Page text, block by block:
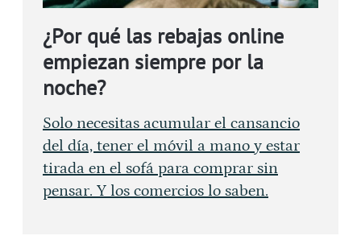
¿Por qué las rebajas online
empiezan siempre por la
noche?
Solo necesitas acumular el cansancio
del día, tener el móvil a mano y estar
tirada en el sofá para comprar sin
pensar. Y los comercios lo saben.